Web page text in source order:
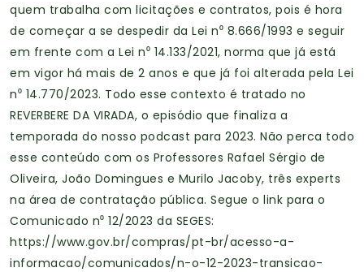
quem trabalha com licitações e contratos, pois é hora
de começar a se despedir da Lei n⁰ 8.666/1993 e seguir
em frente com a Lei n⁰ 14.133/2021, norma que já está
em vigor há mais de 2 anos e que já foi alterada pela Lei
n⁰ 14.770/2023. Todo esse contexto é tratado no
REVERBERE DA VIRADA, o episódio que finaliza a
temporada do nosso podcast para 2023. Não perca todo
esse conteúdo com os Professores Rafael Sérgio de
Oliveira, João Domingues e Murilo Jacoby, três experts
na área de contratação pública. Segue o link para o
Comunicado n⁰ 12/2023 da SEGES:
https://www.gov.br/compras/pt-br/acesso-a-
informacao/comunicados/n-o-12-2023-transicao-